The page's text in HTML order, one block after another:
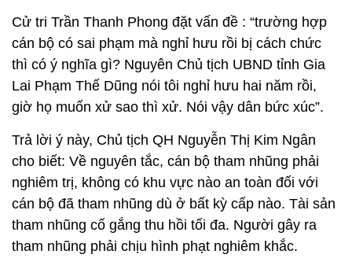
Cử tri Trần Thanh Phong đặt vấn đề : “trường hợp
cán bộ có sai phạm mà nghỉ hưu rồi bị cách chức
thì có ý nghĩa gì? Nguyên Chủ tịch UBND tỉnh Gia
Lai Phạm Thế Dũng nói tôi nghỉ hưu hai năm rồi,
giờ họ muốn xử sao thì xử. Nói vậy dân bức xúc”.
Trả lời ý này, Chủ tịch QH Nguyễn Thị Kim Ngân
cho biết: Về nguyên tắc, cán bộ tham nhũng phải
nghiêm trị, không có khu vực nào an toàn đối với
cán bộ đã tham nhũng dù ở bất kỳ cấp nào. Tài sản
tham nhũng cố gắng thu hồi tối đa. Người gây ra
tham nhũng phải chịu hình phạt nghiêm khắc.